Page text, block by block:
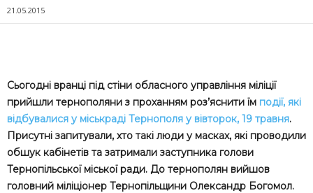
21.05.2015
Сьогодні вранці під стіни обласного управління міліції
прийшли тернополяни з проханням роз’яснити їм події, які
відбувалися у міськраді Тернополя у вівторок, 19 травня.
Присутні запитували, хто такі люди у масках, які проводили
обшук кабінетів та затримали заступника голови
Тернопільської міської ради. До тернополян вийшов
головний міліціонер Тернопільщини Олександр Богомол.